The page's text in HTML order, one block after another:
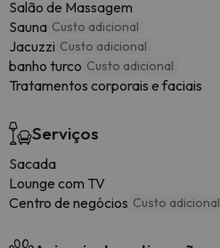
Salão de Massagem
Sauna Custo adicional
Jacuzzi Custo adicional
banho turco Custo adicional
Tratamentos corporais e faciais
Serviços
Sacada
Lounge com TV
Centro de negócios Custo adicional